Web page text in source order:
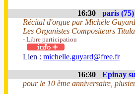
16:30 paris
Récital d'orgue par Michèle Guyard
Les Organistes Compositeurs
- Libre participation
Lien : michelle.guyard@free.fr
16:30 Epinay
pour le 10 ème anniversaire,